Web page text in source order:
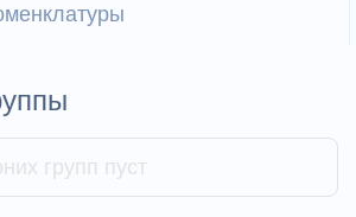
групп пуст